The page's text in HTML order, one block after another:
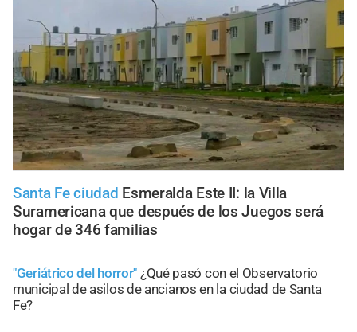
Santa Fe ciudad Esmeralda Este II: la Villa
Suramericana que después de los Juegos será
hogar de 346 familias
"Geriátrico del horror" ¿Qué pasó con el Observatorio
municipal de asilos de ancianos en la ciudad de Santa
Fe?